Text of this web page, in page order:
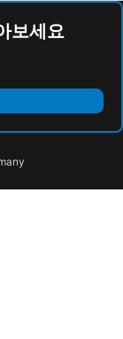
보세요